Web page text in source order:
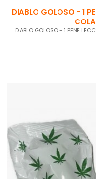
DIABLO GOLOSO - 1
DIABLO GOLOSO - 1 PENE